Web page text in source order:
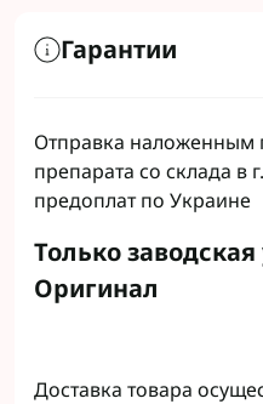
Гарантии
Отправка наложенным
препарата со склада в
предоплат по Украине
Только
Оригинал
Доставка товара